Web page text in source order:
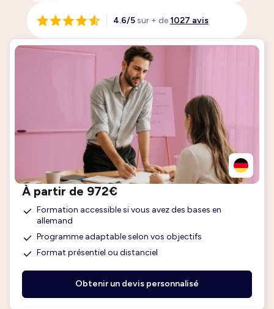
4.6/5sur + de1027 avis
À partir de 972€
Formation accessible si vous avez des bases en
allemand
Programme adaptable selon vos objectifs
Format présentiel ou distanciel
Obtenir un devis personnalisé